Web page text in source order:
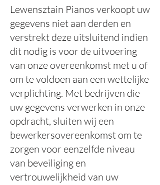
Lewensztain Pianos verkoopt uw
gegevens niet aan derden en
verstrekt deze uitsluitend indien
dit nodig is voor de uitvoering
van onze overeenkomst met u of
om te voldoen aan een wettelijke
verplichting. Met bedrijven die
uw gegevens verwerken in onze
opdracht, sluiten wij een
bewerkersovereenkomst om te
zorgen voor eenzelfde niveau
van beveiliging en
vertrouwelijkheid van uw